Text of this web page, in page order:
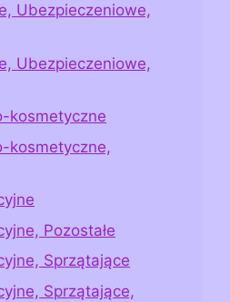
Ubezpieczeniowe,
Ubezpieczeniowe,
kosmetyczne
kosmetyczne,
Pozostałe
Sprzątające
Sprzątające,